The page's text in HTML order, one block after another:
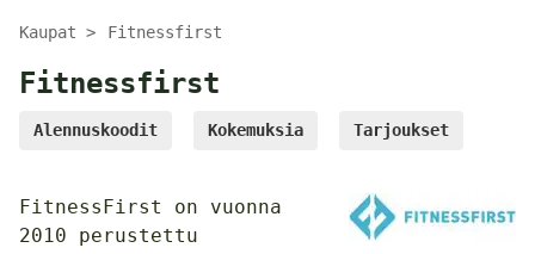
Kaupat Fitnessfirst
Fitnessfirst
Alennuskoodit Kokemuksia Tarjoukset
FitnessFirst on vuonna
2010 perustettu